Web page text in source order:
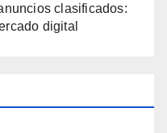
clasificados:
digital